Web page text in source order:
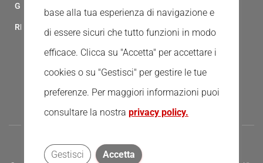
GESTIONALE GAIA
RED CLOUD
base alla tua esperienza di navigazione e
di essere sicuri che tutto funzioni in modo
efficace. Clicca su "Accetta" per accettare i
cookies o su "Gestisci" per gestire le tue
preferenze. Per maggiori informazioni puoi
consultare la nostra privacy policy.
Accetta
Gestisci